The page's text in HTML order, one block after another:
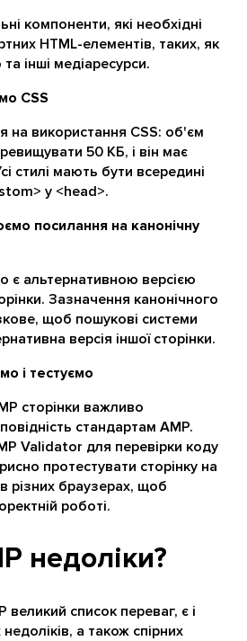
компоненти, які необхідні
HTML-елементів, таких, як
інші медіаресурси.
CSS
на використання CSS: об'єм
50 КБ, і він має
стилі мають бути всередині
у <head>.
посилання на канонічну
є альтернативною версією
Зазначення канонічного
щоб пошукові системи
версія іншої сторінки.
і тестуємо
сторінки важливо
стандартам AMP.
Validator для перевірки коду
протестувати сторінку на
різних браузерах, щоб
роботі.
недоліки?
список переваг, є і
а також спірних